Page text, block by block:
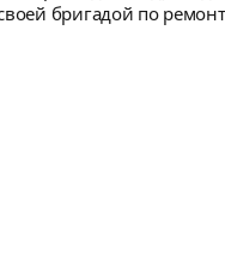
конца января.